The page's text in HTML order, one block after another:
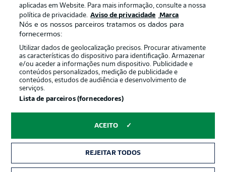
© 2026 Bundesliga-Gruppe GmbH
Escolha seu idioma
Modo de visualização
aplicadas em Website. Para mais informação, consulte a nossa
política de privacidade. Aviso de privacidade Marca
Nós e os nossos parceiros tratamos os dados para
fornecermos:
Utilizar dados de geolocalização precisos. Procurar ativamente
as características do dispositivo para identificação. Armazenar
e/ou aceder a informações num dispositivo. Publicidade e
conteúdos personalizados, medição de publicidade e
conteúdos, estudos de audiência e desenvolvimento de
serviços.
Lista de parceiros (fornecedores)
ACEITO
REJEITAR TODOS